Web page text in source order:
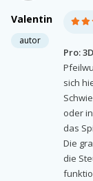
Valentin
autor
Pro:
sich
oder
das
Die
die